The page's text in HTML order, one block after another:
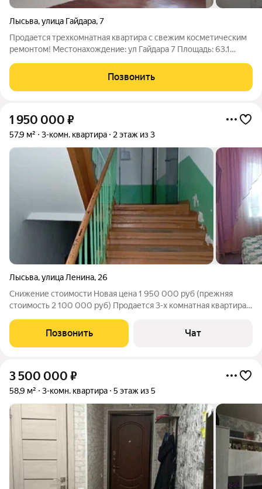
Лысьва,улица Гайдара,7
Продается трехкомнатная квартира с свежим косметическим
ремонтом! Местонахождение: ул Гайдара 7 Площадь: 63.1
трехкомнатная квартира с свежим косметическим ремонтом,
готовая к проживанию.
Позвонить
1 950 000 ₽
57,9 м² 3-комн. квартира 2 этаж из 3
Лысьва,улица Ленина, 26
Снижение стоимости Новая цена 1 950 000 руб (прежняя
стоимость 2 100 000 руб) Продается 3-х комнатная квартира,
теплая, просторная, большая кухня, высокие потолки.
Позвонить Чат
3 500 000 ₽
58,9 м² 3-комн. квартира 5 этаж из 5